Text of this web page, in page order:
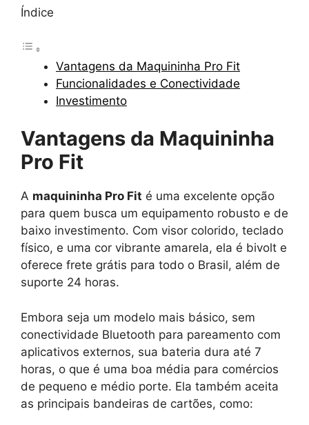
Índice
Vantagens da Maquininha Pro Fit
Funcionalidades e Conectividade
Investimento
Vantagens da Maquininha
Pro Fit
A maquininha Pro Fit é uma excelente opção
para quem busca um equipamento robusto e de
baixo investimento. Com visor colorido, teclado
físico, e uma cor vibrante amarela, ela é bivolt e
oferece frete grátis para todo o Brasil, além de
suporte 24 horas.
Embora seja um modelo mais básico, sem
conectividade Bluetooth para pareamento com
aplicativos externos, sua bateria dura até 7
horas, o que é uma boa média para comércios
de pequeno e médio porte. Ela também aceita
as principais bandeiras de cartões, como: